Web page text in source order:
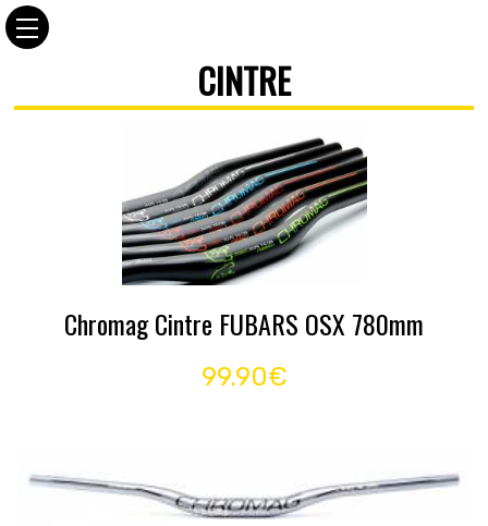
CINTRE
Chromag Cintre FUBARS OSX 780mm
99.90€